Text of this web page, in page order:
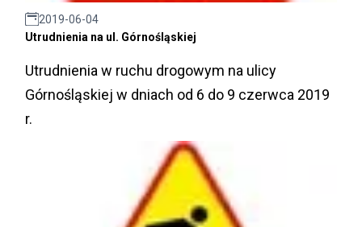
2019-06-04
Utrudnienia na ul. Górnośląskiej
Utrudnienia w ruchu drogowym na ulicy
Górnośląskiej w dniach od 6 do 9 czerwca 2019
r.